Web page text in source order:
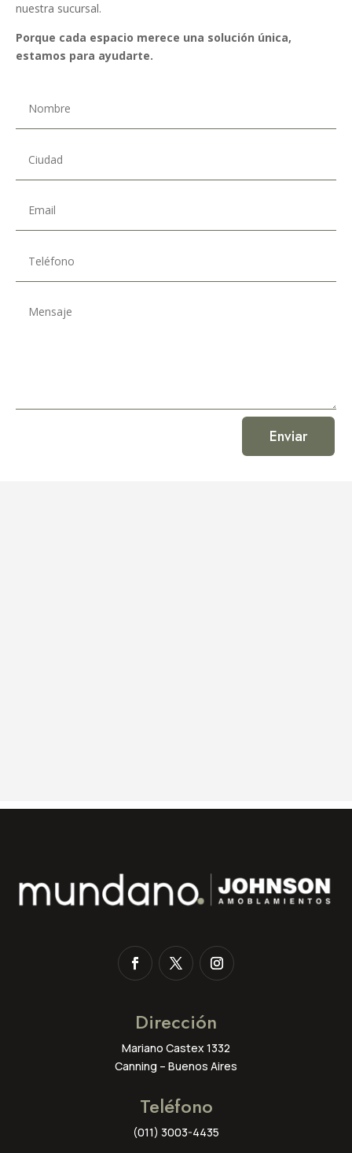
nuestra sucursal.
Porque cada espacio merece una solución única,
estamos para ayudarte.
Enviar
Dirección
Mariano Castex 1332
Canning – Buenos Aires
Teléfono
(011) 3003-4435